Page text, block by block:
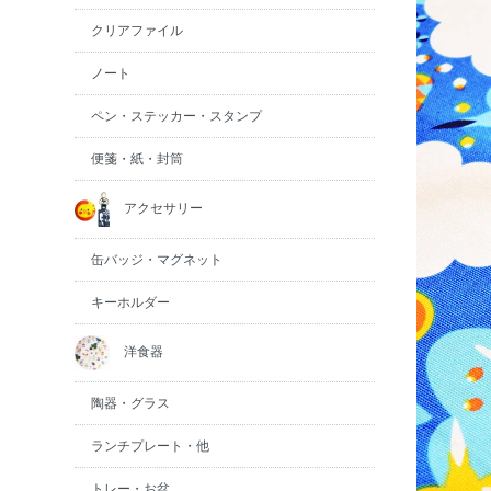
クリアファイル
ノート
ペン・ステッカー・スタンプ
便箋・紙・封筒
アクセサリー
缶バッジ・マグネット
キーホルダー
洋食器
陶器・グラス
ランチプレート・他